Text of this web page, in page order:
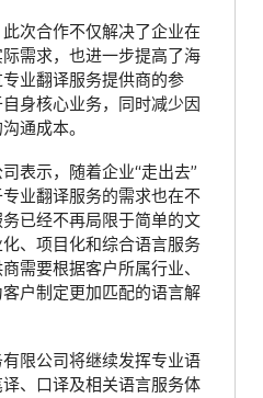
次合作不仅解决了企业在
需求，也进一步提高了海
业翻译服务提供商的参
身核心业务，同时减少因
通成本。
表示，随着企业“走出去”
业翻译服务的需求也在不
已经不再局限于简单的文
、项目化和综合语言服务
需要根据客户所属行业、
户制定更加匹配的语言解
限公司将继续发挥专业语
、口译及相关语言服务体